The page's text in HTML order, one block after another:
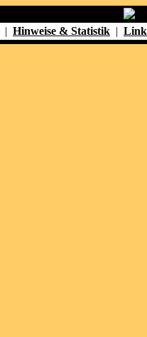
| Hinweise & Statistik |